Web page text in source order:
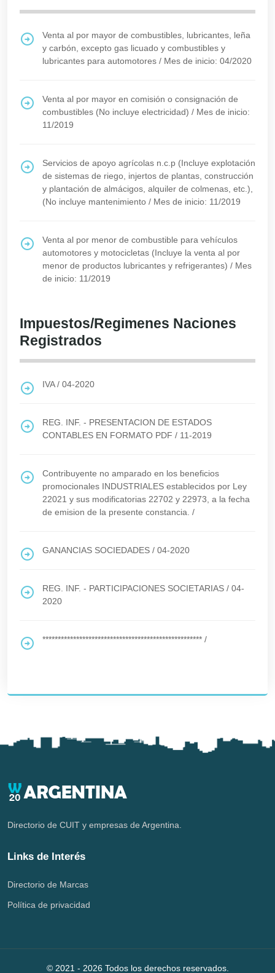
Venta al por mayor de combustibles, lubricantes, leña
y carbón, excepto gas licuado y combustibles y
lubricantes para automotores / Mes de inicio: 04/2020
Venta al por mayor en comisión o consignación de
combustibles (No incluye electricidad) / Mes de inicio:
11/2019
Servicios de apoyo agrícolas n.c.p (Incluye explotación
de sistemas de riego, injertos de plantas, construcción
y plantación de almácigos, alquiler de colmenas, etc.),
(No incluye mantenimiento / Mes de inicio: 11/2019
Venta al por menor de combustible para vehículos
automotores y motocicletas (Incluye la venta al por
menor de productos lubricantes y refrigerantes) / Mes
de inicio: 11/2019
Impuestos/Regimenes Naciones
Registrados
IVA/ 04-2020
REG. INF. - PRESENTACION DE ESTADOS
CONTABLES EN FORMATO PDF / 11-2019
Contribuyente no amparado en los beneficios
promocionales INDUSTRIALES establecidos por Ley
22021 y sus modificatorias 22702 y 22973, a la fecha
de emision de la presente constancia. /
GANANCIAS SOCIEDADES / 04-2020
REG. INF. - PARTICIPACIONES SOCIETARIAS / 04-
2020
**************************************************** /
Directorio de CUIT y empresas de Argentina.
Links de Interés
Directorio de Marcas
Política de privacidad
© 2021 - 2026 Todos los derechos reservados.